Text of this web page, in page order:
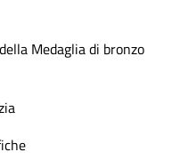
Medaglia di bronzo